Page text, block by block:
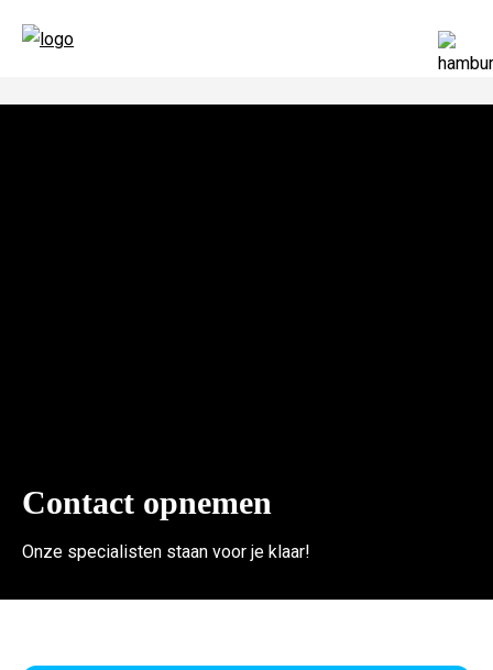
Contact opnemen
Onze specialisten staan voor je klaar!